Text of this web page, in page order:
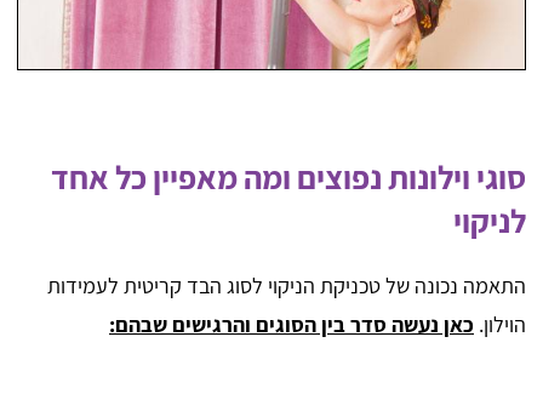
סוגי וילונות נפוצים ומה מאפיין כל אחד
לניקוי
התאמה נכונה של טכניקת הניקוי לסוג הבד קריטית לעמידות
הוילון. כאן נעשה סדר בין הסוגים והרגישים שבהם: